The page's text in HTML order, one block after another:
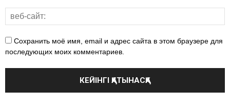
Сохранить моё имя, email и адрес сайта в этом браузере для
последующих моих комментариев.